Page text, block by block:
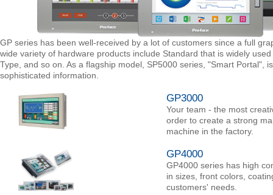
GP series has been well-received by a lot of customers since a full
wide variety of hardware products include Standard that is widely
Type, and so on. As a flagship model, SP5000 series, "Smart
sophisticated information.
GP3000
Your team - the most
order to create a strong
machine in the factory.
GP4000
GP4000 series has high
in sizes, front colors,
customers' needs.